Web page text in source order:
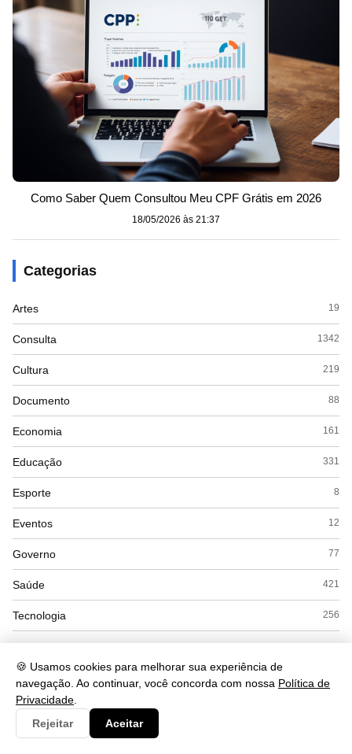
🍪 Usamos cookies para melhorar sua experiência de
navegação. Ao continuar, você concorda com nossa Política de
Privacidade
Rejeitar
Aceitar
Como Saber Quem Consultou Meu CPF Grátis em 2026
18/05/2026 às 21:37
Categorias
Artes 19
Consulta 1342
Cultura 219
Documento 88
Economia 161
Educação 331
Esporte 8
Eventos 12
Governo 77
Saúde 421
Tecnologia 256